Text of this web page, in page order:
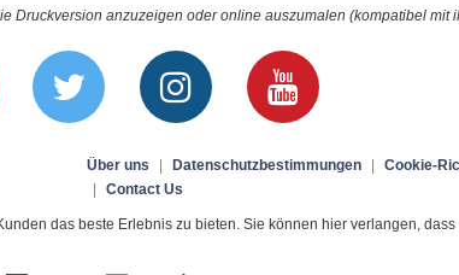
Druckversion anzuzeigen oder online auszumalen (kompatibel mit
Über uns | Datenschutzbestimmungen | Cookie-
|
Contact Us
das beste Erlebnis zu bieten. Sie können hier verlangen, dass